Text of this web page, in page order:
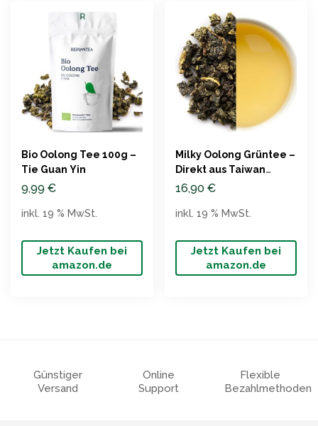
Bio Oolong Tee 100g –
Tie Guan Yin
9,99 €
Jetzt Kaufen bei
amazon.de
inkl. 19 % MwSt.
Milky Oolong Grüntee –
Direkt aus Taiwan
(100g)
16,90 €
Jetzt Kaufen bei
amazon.de
inkl. 19 % MwSt.
Günstiger
Versand
Online
Support
Flexible
Bezahlmethoden